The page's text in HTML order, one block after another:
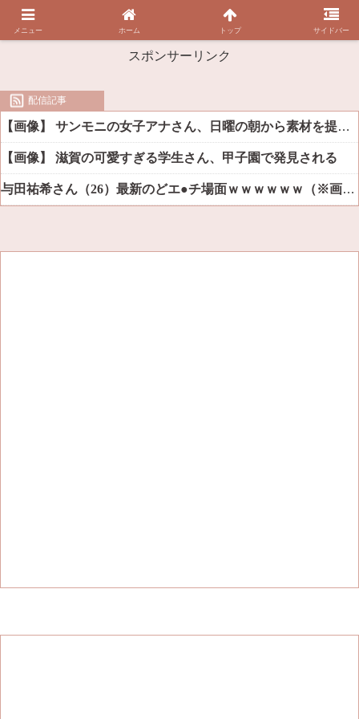
スポンサーリンク
配信記事
【画像】 サンモニの女子アナさん、日曜の朝から素材を提供してしまう
【画像】 滋賀の可愛すぎる学生さん、甲子園で発見される
与田祐希さん（26）最新のどエ●チ場面ｗｗｗｗｗｗ（※画像あり）
メニュー ホーム トップ サイドバー